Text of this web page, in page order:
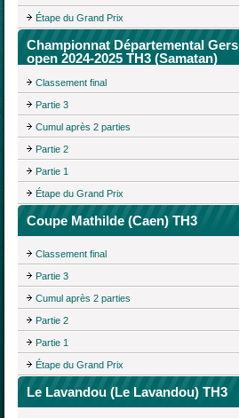
Étape du Grand Prix
Championnat Départemental Gers
open 2024-2025 TH3 (Samatan)
Classement final
Partie 3
Cumul après 2 parties
Partie 2
Partie 1
Étape du Grand Prix
Coupe Mathilde (Caen) TH3
Classement final
Partie 3
Cumul après 2 parties
Partie 2
Partie 1
Étape du Grand Prix
Le Lavandou (Le Lavandou) TH3